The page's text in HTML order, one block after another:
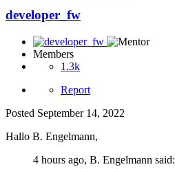
developer_fw
Members
1.3k
Report
Posted September 14, 2022
Hallo B. Engelmann,
4 hours ago, B. Engelmann said: